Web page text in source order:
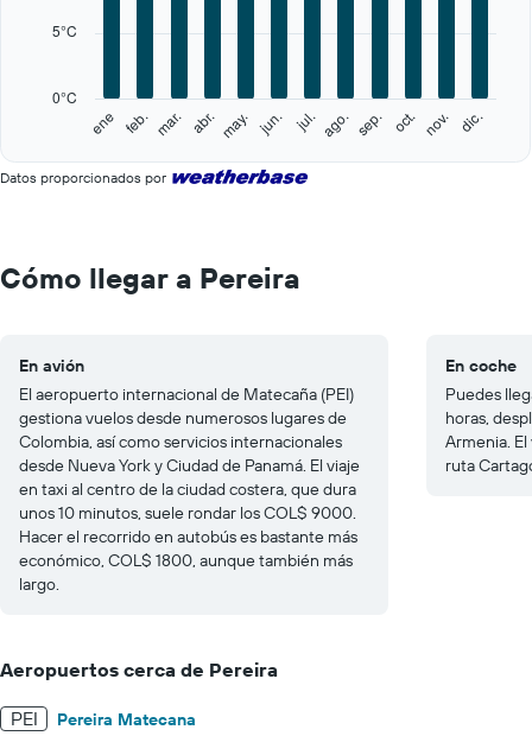
categories.
displaying
to
25.
ene feb. mar. abr. may. jun. jul. ago. sep. oct. nov. dic.
0°C
5°C
interactive
chart
Datos proporcionados por
Cómo llegar a Pereira
En avión
El aeropuerto internacional de Matecaña (PEI)
gestiona vuelos desde numerosos lugares de
Colombia, así como servicios internacionales
desde Nueva York y Ciudad de Panamá. El viaje
en taxi al centro de la ciudad costera, que dura
unos 10 minutos, suele rondar los COL$ 9000.
Hacer el recorrido en autobús es bastante más
económico, COL$ 1800, aunque también más
largo.
En coche
Puedes
horas,
Armenia.
ruta
Aeropuertos cerca de Pereira
PEI Pereira Matecana